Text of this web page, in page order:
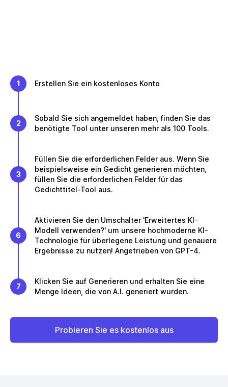
1 Erstellen Sie ein kostenloses Konto
2
Sobald Sie sich angemeldet haben, finden Sie das
benötigte Tool unter unseren mehr als 100 Tools.
3
Füllen Sie die erforderlichen Felder aus. Wenn Sie
beispielsweise ein Gedicht generieren möchten,
füllen Sie die erforderlichen Felder für das
Gedichttitel-Tool aus.
6
Aktivieren Sie den Umschalter 'Erweitertes KI-
Modell verwenden?' um unsere hochmoderne KI-
Technologie für überlegene Leistung und genauere
Ergebnisse zu nutzen! Angetrieben von GPT-4.
7
Klicken Sie auf Generieren und erhalten Sie eine
Menge Ideen, die von A.I. generiert wurden.
Probieren Sie es kostenlos aus